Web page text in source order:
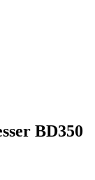
BD350